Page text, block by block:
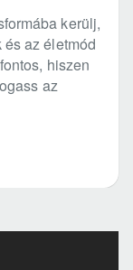
kerülj,
az életmód
hiszen
az